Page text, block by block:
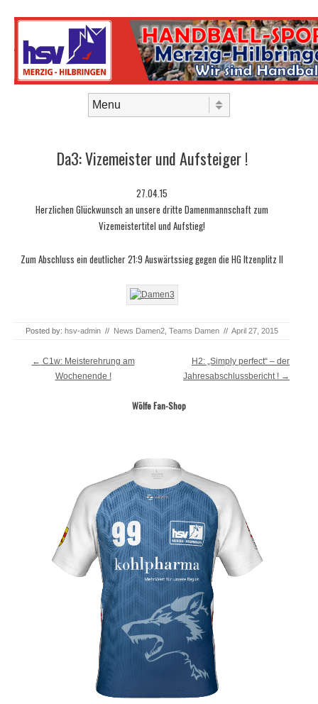
Da3: Vizemeister und Aufsteiger !
27.04.15
Herzlichen Glückwunsch an unsere dritte Damenmannschaft zum
Vizemeistertitel und Aufstieg!
Zum Abschluss ein deutlicher 21:9 Auswärtssieg gegen die HG Itzenplitz II
Posted by: hsv-admin // News Damen2 Teams Damen // April 27, 2015
Post navigation
← C1w: Meisterehrung am
Wochenende !
H2: „Simply perfect“ – der
Jahresabschlussbericht ! →
Wölfe Fan-Shop